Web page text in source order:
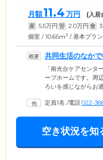
月額11.4 万円 (入居
家 5.5万円 管 2.0万円 食
個室 / 10.65m2 / 基本プラン
共同生活のなか
しいただけます
「南光台ケアセン
ープホームです。周
ろいを感じながらお
に近いなごやかな雰
活は食事の準備や洗
で暮らしのなかにや
てお任せください。
定員1名 /電話022-
空き状況を知